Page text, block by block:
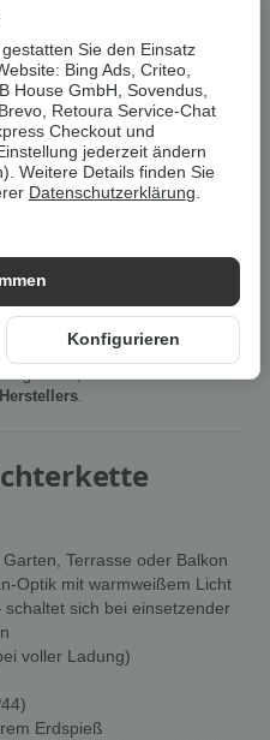
erlauben
wir aufwendige
Terrasse oder Balkon
Optik mit warmweißem Licht
sich bei einsetzender
voller Ladung)
Erdspieß
Konfigurieren
Sie den Einsatz
Bing Ads, Criteo,
House GmbH, Sovendus,
Retoura Service-Chat
Checkout und
jederzeit ändern
Weitere Details finden Sie
Datenschutzerklärung.